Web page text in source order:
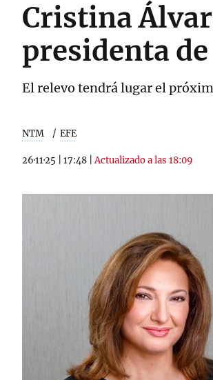
Cristina
presidenta
El relevo tendrá lugar el
NTM EFE
26·11·25 17:48 |Actualizado a las 18:09